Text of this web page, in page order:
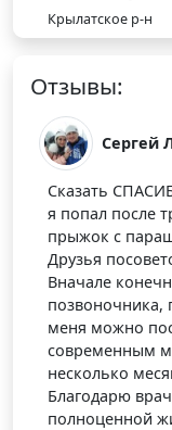
Крылатское р-н
Отзывы:
Сергей
СПАСИБО это
после травмы
с парашютом, и
посоветовали
конечно была
можно поставить
месяцев, я
врачей за
жизни.